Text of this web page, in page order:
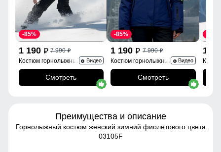
1 190 p 7 990p
-85%
Костюм горнолыжный
02395Sl
Видео
Смотреть
1 190 p 7 990p
-85%
Костюм горнолыжный 0005Sl
Видео
Смотреть
1
Преимущества и описание
Горнолыжный костюм женский зимний фиолетового цвета
03105F